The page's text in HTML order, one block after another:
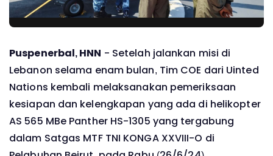
Puspenerbal, HNN - Setelah jalankan misi di
Lebanon selama enam bulan, Tim COE dari Uinted
Nations kembali melaksanakan pemeriksaan
kesiapan dan kelengkapan yang ada di helikopter
AS 565 MBe Panther HS-1305 yang tergabung
dalam Satgas MTF TNI KONGA XXVIII-O di